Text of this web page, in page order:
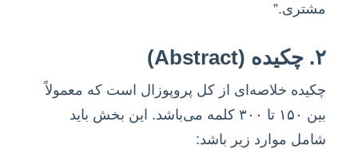
مشتری.”
۲. چکیده (Abstract)
چکیده خلاصه‌ای از کل پروپوزال است که معمولاً
بین ۱۵۰ تا ۳۰۰ کلمه می‌باشد. این بخش باید
شامل موارد زیر باشد: